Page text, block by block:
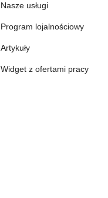
Nasze usługi
Program lojalnościowy
Artykuły
Widget z ofertami pracy